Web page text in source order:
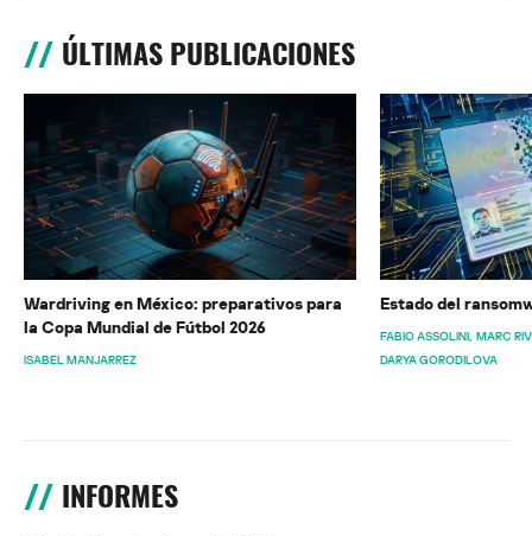
ÚLTIMAS PUBLICACIONES
Wardriving en México: preparativos para
la Copa Mundial de Fútbol 2026
ISABEL MANJARREZ
Estado del
FABIO ASSOLINI MARC
DARYA GORODILOVA
INFORMES